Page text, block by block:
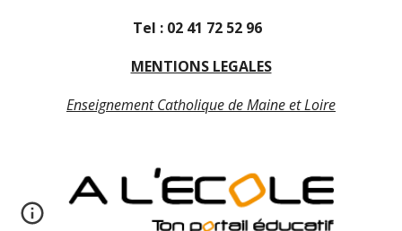
Tel : 02 41 72 52 96
MENTIONS LEGALES
Enseignement Catholique de Maine et Loire